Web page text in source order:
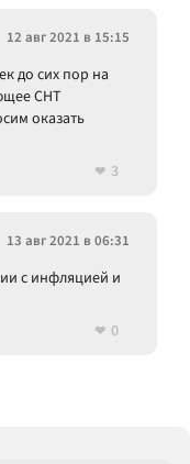
12 авг 2021 в 15:15
до сих пор на
СНТ
оказать
3
13 авг 2021 в 06:31
с инфляцией и
0